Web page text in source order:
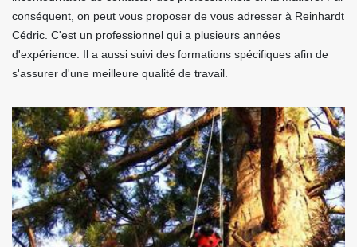
conséquent, on peut vous proposer de vous adresser à Reinhardt
Cédric. C'est un professionnel qui a plusieurs années
d'expérience. Il a aussi suivi des formations spécifiques afin de
s'assurer d'une meilleure qualité de travail.